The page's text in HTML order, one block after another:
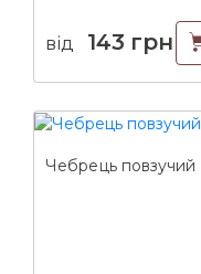
від 143 грн
Чебрець повзучий